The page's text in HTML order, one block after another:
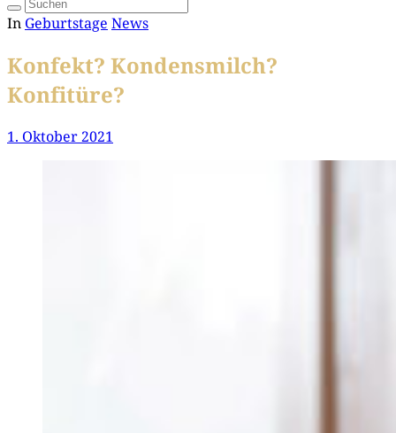
In Geburtstage News
Konfekt? Kondensmilch?
Konfitüre?
1. Oktober 2021